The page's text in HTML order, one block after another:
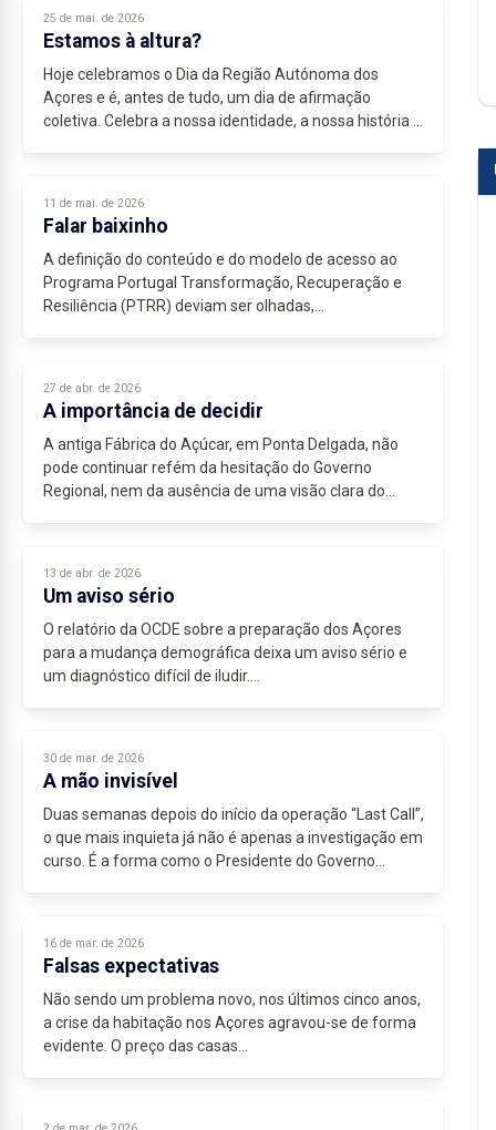
25 de mai. de 2026
Estamos à altura?
Hoje celebramos o Dia da Região Autónoma dos
Açores e é, antes de tudo, um dia de afirmação
coletiva. Celebra a nossa identidade, a nossa história e
11 de mai. de 2026
Falar baixinho
A definição do conteúdo e do modelo de acesso ao
Programa Portugal Transformação, Recuperação e
Resiliência (PTRR) deviam ser olhadas,...
27 de abr. de 2026
A importância de decidir
A antiga Fábrica do Açúcar, em Ponta Delgada, não
pode continuar refém da hesitação do Governo
Regional, nem da ausência de uma visão clara do
13 de abr. de 2026
Um aviso sério
O relatório da OCDE sobre a preparação dos Açores
para a mudança demográfica deixa um aviso sério e
um diagnóstico difícil de iludir....
30 de mar. de 2026
A mão invisível
Duas semanas depois do início da operação “Last Call”,
o que mais inquieta já não é apenas a investigação em
curso. É a forma como o Presidente do Governo
16 de mar. de 2026
Falsas expectativas
Não sendo um problema novo, nos últimos cinco anos,
a crise da habitação nos Açores agravou-se de forma
evidente. O preço das casas...